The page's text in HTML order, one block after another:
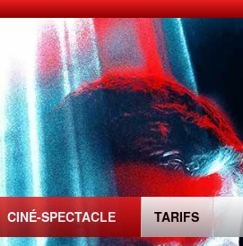
CINÉ-SPECTACLE TARIFS